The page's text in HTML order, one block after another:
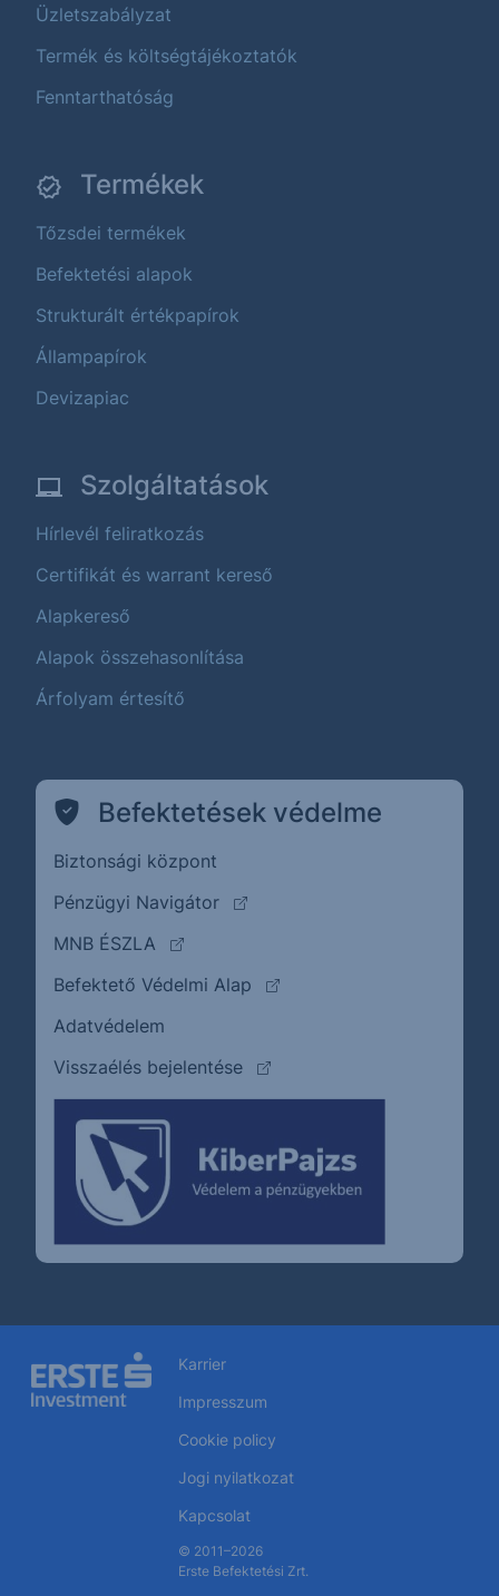
Üzletszabályzat
Termék és költségtájékoztatók
Fenntarthatóság
Termékek
Tőzsdei termékek
Befektetési alapok
Strukturált értékpapírok
Állampapírok
Devizapiac
Szolgáltatások
Hírlevél feliratkozás
Certifikát és warrant kereső
Alapkereső
Alapok összehasonlítása
Árfolyam értesítő
Befektetések védelme
Biztonsági központ
Pénzügyi Navigátor
(külső oldalra ugrik)
MNB ÉSZLA
(külső oldalra ugrik)
Befektető Védelmi Alap
(külső oldalra ugrik)
Adatvédelem
Visszaélés bejelentése
(külső oldalra ugrik)
Karrier
Impresszum
Cookie policy
Jogi nyilatkozat
Kapcsolat
© 2011–2026
Erste Befektetési Zrt.